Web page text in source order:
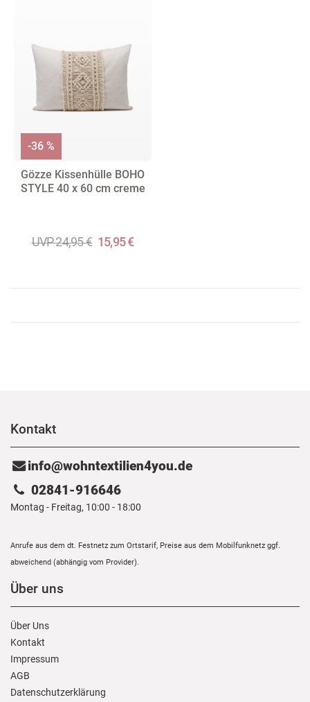
Gözze Kissenhülle BOHO
STYLE 40 x 60 cm creme
UVP 24,95 € 15,95 €
-36 %
Kontakt
info@wohntextilien4you.de
02841-916646
Montag - Freitag, 10:00 - 18:00
Anrufe aus dem dt. Festnetz zum Ortstarif, Preise aus dem Mobilfunknetz ggf.
abweichend (abhängig vom Provider).
Über uns
Über Uns
Kontakt
Impressum
AGB
Daten­schutz­erklärung